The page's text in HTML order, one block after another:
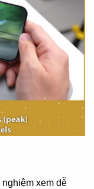
xem dễ